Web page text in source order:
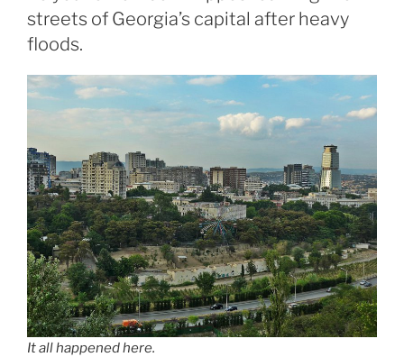
streets of Georgia’s capital after heavy
floods.
It all happened here.